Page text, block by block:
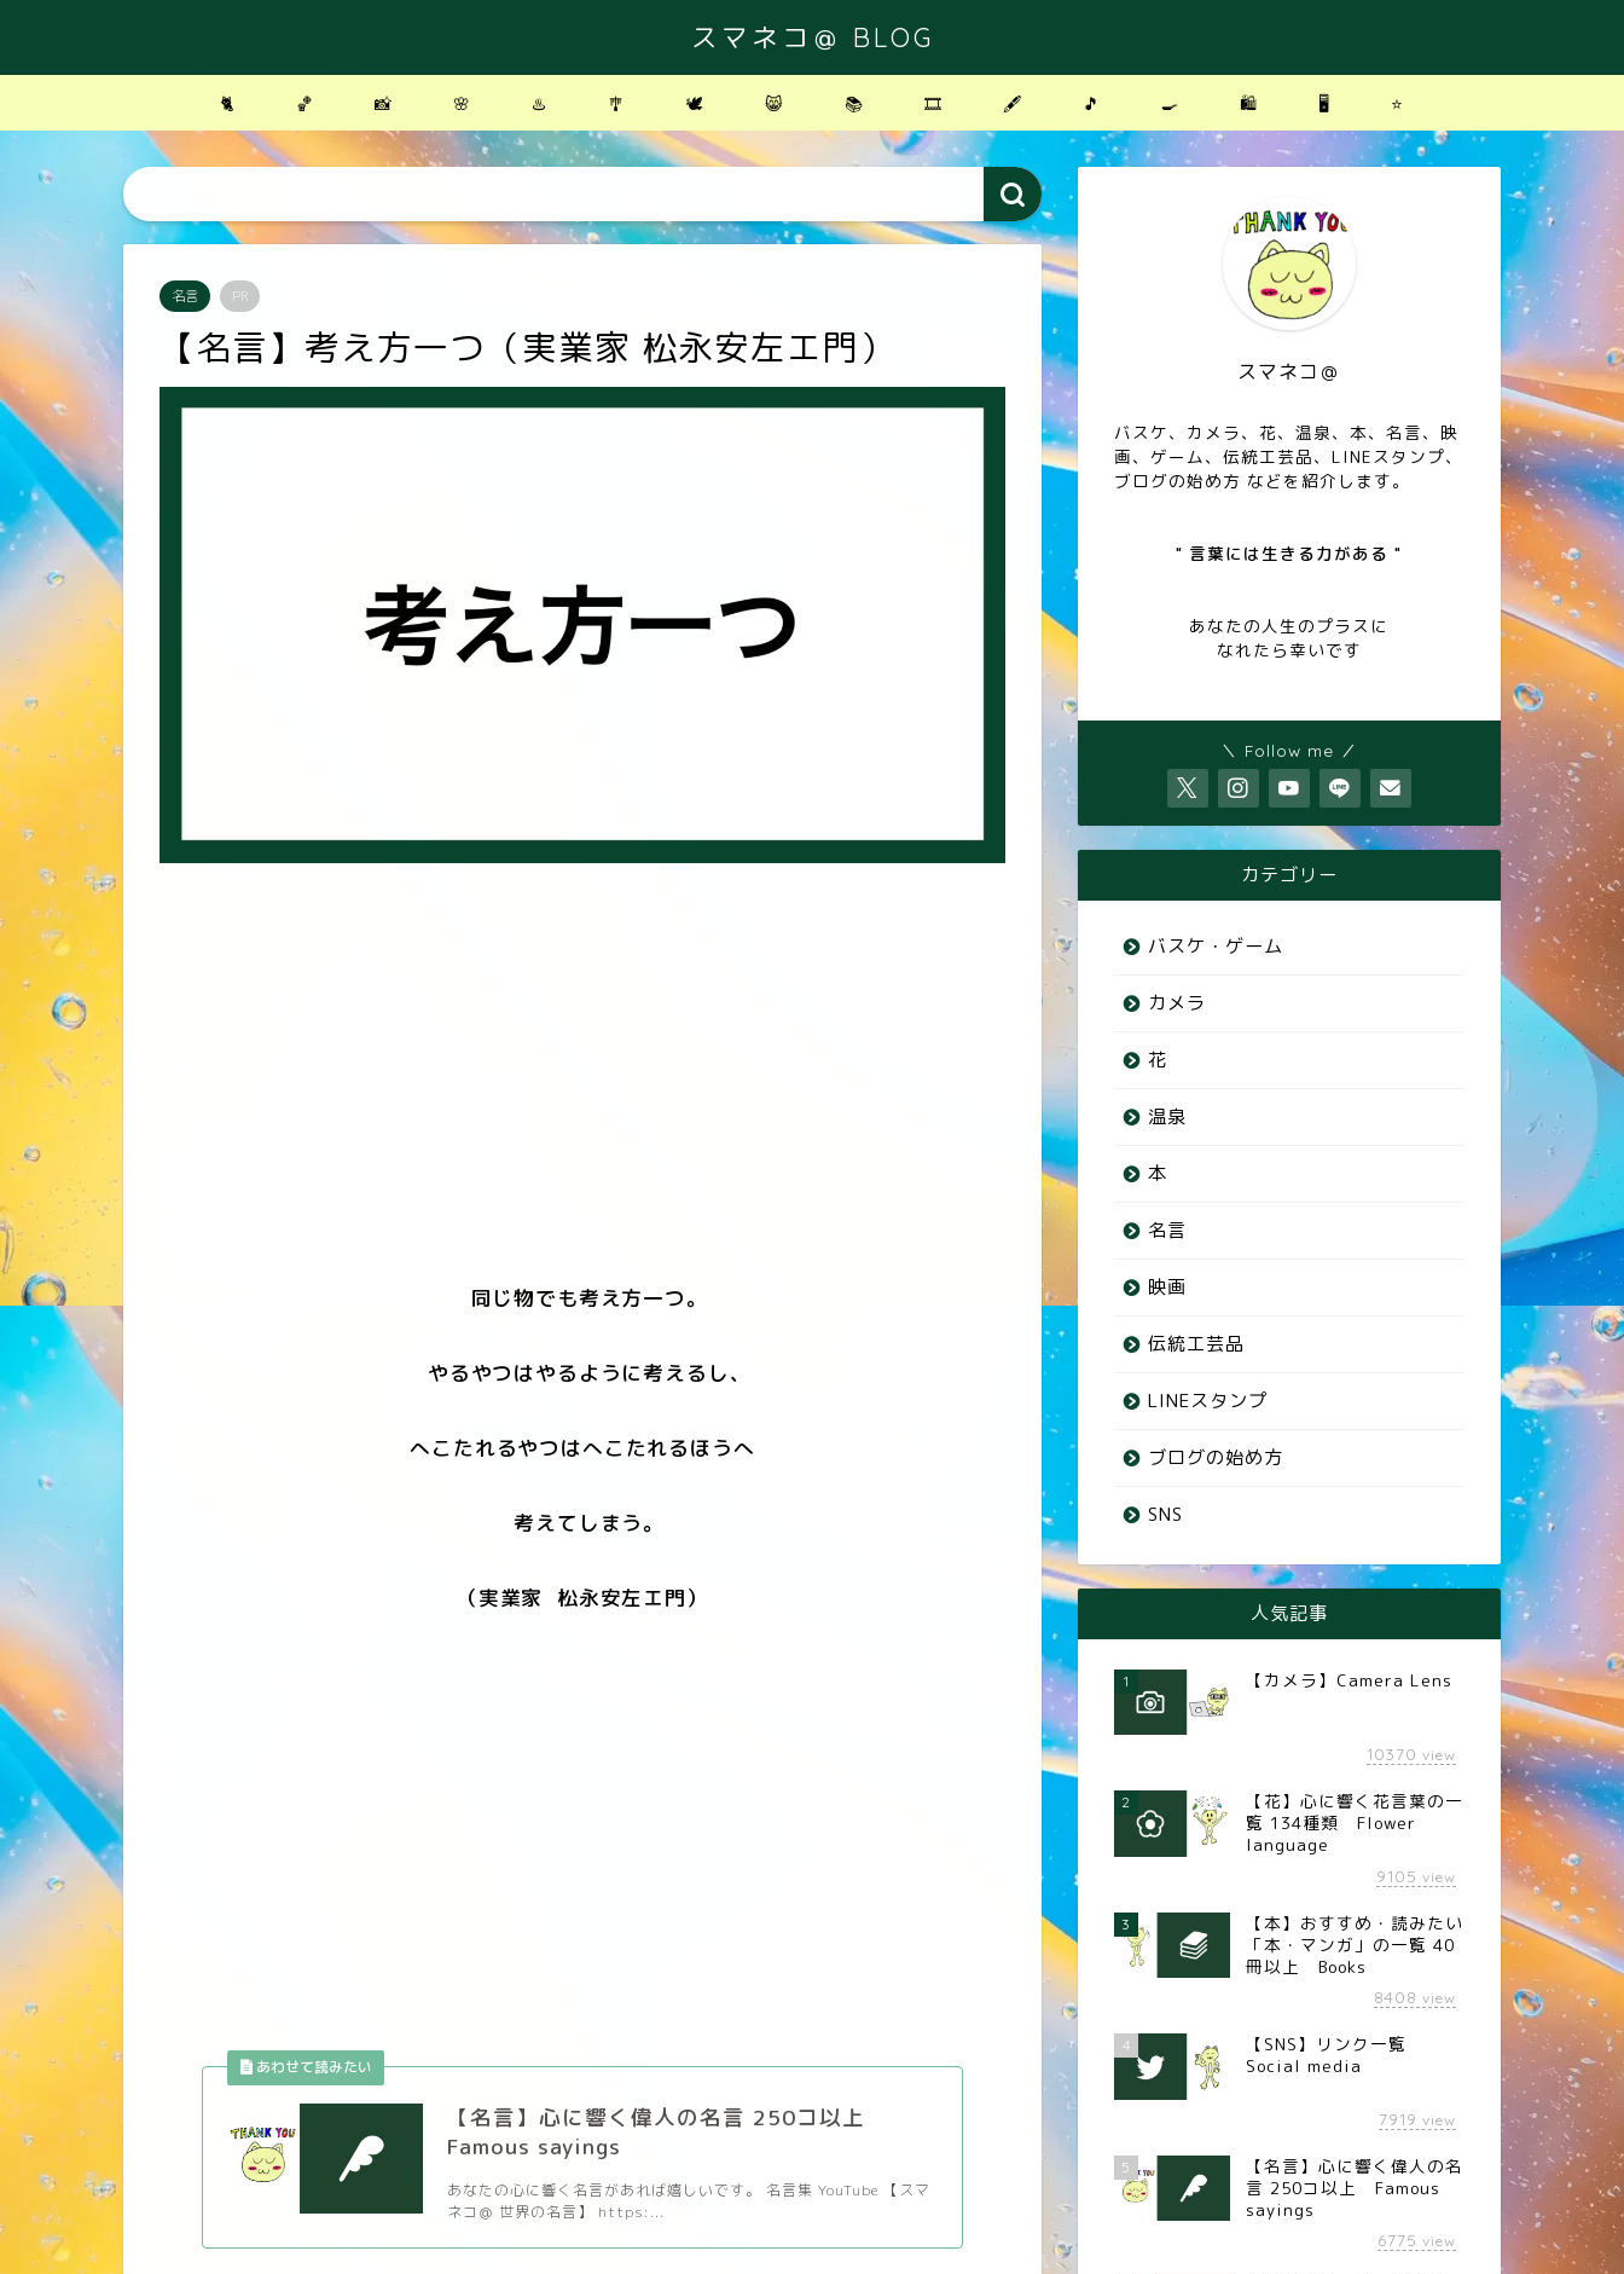
スマネコ＠ BLOG
🐈 🏀 📸 🌸 ♨️ 🎐 🕊 😸 📚 🎞 🖋 🎵 🍳 🛍 🖥 ⭐️
名言 PR
【名言】考え方一つ（実業家 松永安左エ門）
同じ物でも考え方一つ。
やるやつはやるように考えるし、
へこたれるやつはへこたれるほうへ
考えてしまう。
（実業家 松永安左エ門）
【名言】心に響く偉人の名言 250コ以上
Famous sayings
あなたの心に響く名言があれば嬉しいです。 名言集 YouTube 【スマ
ネコ＠ 世界の名言】 https:...
スマネコ＠
バスケ、カメラ、花、温泉、本、名言、映
画、ゲーム、伝統工芸品、LINEスタンプ、
ブログの始め方 などを紹介します。
" 言葉には生きる力がある "
あなたの人生のプラスに
なれたら幸いです
＼ Follow me ／
カテゴリー
バスケ・ゲーム
カメラ
花
温泉
本
名言
映画
伝統工芸品
LINEスタンプ
ブログの始め方
SNS
人気記事
1 【カメラ】Camera Lens
10370 view
2
【花】心に響く花言葉の一
覧 134種類 Flower
language
9105 view
3
【本】おすすめ・読みたい
「本・マンガ」の一覧 40
冊以上 Books
8408 view
4
【SNS】リンク一覧
Social media
7919 view
5
【名言】心に響く偉人の名
言 250コ以上 Famous
sayings
6775 view